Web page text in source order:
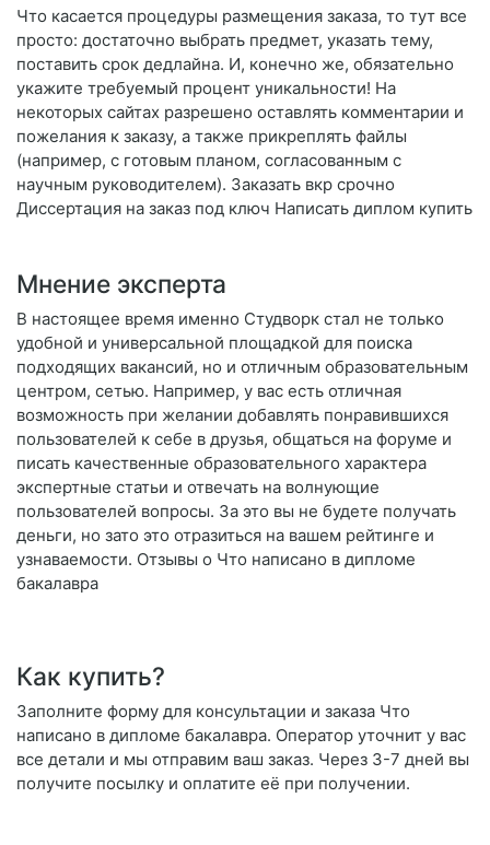
Что касается процедуры размещения заказа, то тут все
просто: достаточно выбрать предмет, указать тему,
поставить срок дедлайна. И, конечно же, обязательно
укажите требуемый процент уникальности! На
некоторых сайтах разрешено оставлять комментарии и
пожелания к заказу, а также прикреплять файлы
(например, с готовым планом, согласованным с
научным руководителем). Заказать вкр срочно
Диссертация на заказ под ключ Написать диплом купить
Мнение эксперта
В настоящее время именно Студворк стал не только
удобной и универсальной площадкой для поиска
подходящих вакансий, но и отличным образовательным
центром, сетью. Например, у вас есть отличная
возможность при желании добавлять понравившихся
пользователей к себе в друзья, общаться на форуме и
писать качественные образовательного характера
экспертные статьи и отвечать на волнующие
пользователей вопросы. За это вы не будете получать
деньги, но зато это отразиться на вашем рейтинге и
узнаваемости. Отзывы о Что написано в дипломе
бакалавра
Как купить?
Заполните форму для консультации и заказа Что
написано в дипломе бакалавра. Оператор уточнит у вас
все детали и мы отправим ваш заказ. Через 3-7 дней вы
получите посылку и оплатите её при получении.